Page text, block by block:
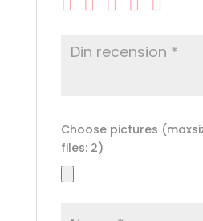
Choose pictures
files: 2)